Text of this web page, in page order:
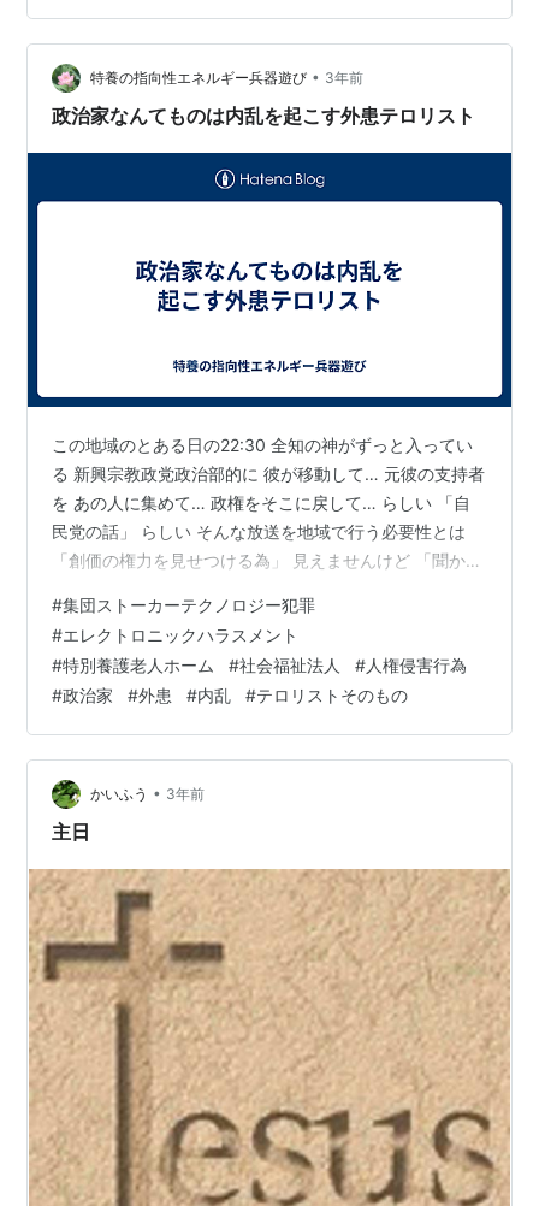
しれない 彼らを見ていてそう思う 「湧いて出てくるから
な」…
特養の指向性エネルギー兵器遊び • 3年前
政治家なんてものは内乱を起こす外患テロリスト
この地域のとある日の22:30 全知の神がずっと入ってい
る 新興宗教政党政治部的に 彼が移動して… 元彼の支持者
を あの人に集めて… 政権をそこに戻して… らしい 「自
民党の話」 らしい そんな放送を地域で行う必要性とは
「創価の権力を見せつける為」 見えませんけど 「聞かせ
の新興宗教信者だけだと この国の国民は思っているので
選挙で選ばれる人は外患だという認識 この国の選挙はこ
の国の選挙ではない マインドコントロールでそうなった
のか 「見ていてそうなった」 この地域では特にそうかも
しれない 彼らを見ていてそう思う 「湧いて出てくるから
な」…
#集団ストーカーテクノロジー犯罪
#エレクトロニックハラスメント
#特別養護老人ホーム #社会福祉法人 #人権侵害行為
#政治家 #外患 #内乱 #テロリストそのもの
かいふう • 3年前
主日